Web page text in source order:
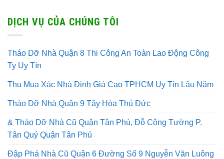
DỊCH VỤ CỦA CHÚNG TÔI
Tháo Dỡ Nhà Quận 8 Thi Công An Toàn Lao Động Công
Ty Uy Tín
Thu Mua Xác Nhà Định Giá Cao TPHCM Uy Tín Lâu Năm
Tháo Dỡ Nhà Quận 9 Tây Hòa Thủ Đức
& Tháo Dỡ Nhà Cũ Quận Tân Phú, Đỗ Công Tường P.
Tân Quý Quận Tân Phú
Đập Phá Nhà Cũ Quận 6 Đường Số 9 Nguyễn Văn Luông